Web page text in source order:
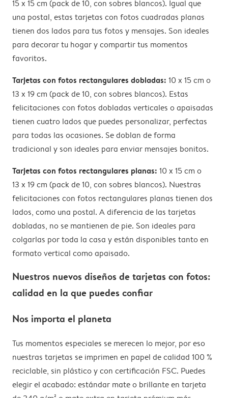
15 x 15 cm (pack de 10, con sobres blancos). Igual que
una postal, estas tarjetas con fotos cuadradas planas
tienen dos lados para tus fotos y mensajes. Son ideales
para decorar tu hogar y compartir tus momentos
favoritos.
Tarjetas con fotos rectangulares dobladas: 10 x 15 cm o
13 x 19 cm (pack de 10, con sobres blancos). Estas
felicitaciones con fotos dobladas verticales o apaisadas
tienen cuatro lados que puedes personalizar, perfectas
para todas las ocasiones. Se doblan de forma
tradicional y son ideales para enviar mensajes bonitos.
Tarjetas con fotos rectangulares planas: 10 x 15 cm o
13 x 19 cm (pack de 10, con sobres blancos). Nuestras
felicitaciones con fotos rectangulares planas tienen dos
lados, como una postal. A diferencia de las tarjetas
dobladas, no se mantienen de pie. Son ideales para
colgarlas por toda la casa y están disponibles tanto en
formato vertical como apaisado.
Nuestros nuevos diseños de tarjetas con fotos:
calidad en la que puedes confiar
Nos importa el planeta
Tus momentos especiales se merecen lo mejor, por eso
nuestras tarjetas se imprimen en papel de calidad 100 %
reciclable, sin plástico y con certificación FSC. Puedes
elegir el acabado: estándar mate o brillante en tarjeta